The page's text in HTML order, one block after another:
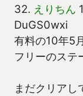
32. えりちん
DuGS0wxi
有料の10年5
フリーのステ
まだクリアし